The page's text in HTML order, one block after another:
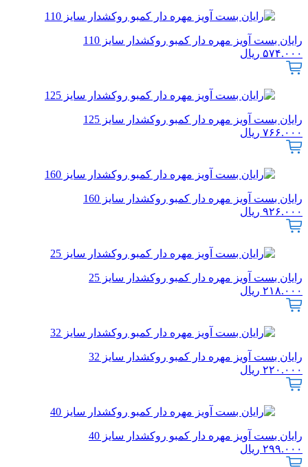
رایان بست آویز مهره دار کمبو روکشدار سایز 110
۵۷۴.۰۰۰ ریال
رایان بست آویز مهره دار کمبو روکشدار سایز 125
۷۶۶.۰۰۰ ریال
رایان بست آویز مهره دار کمبو روکشدار سایز 160
۹۲۶.۰۰۰ ریال
رایان بست آویز مهره دار کمبو روکشدار سایز 25
۲۱۸.۰۰۰ ریال
رایان بست آویز مهره دار کمبو روکشدار سایز 32
۲۲۰.۰۰۰ ریال
رایان بست آویز مهره دار کمبو روکشدار سایز 40
۲۹۹.۰۰۰ ریال